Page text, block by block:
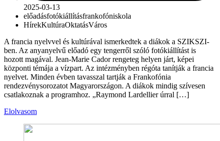
2025-03-13
előadásfotókiállításfrankofóniskola
HírekKultúraOktatásVáros
A francia nyelvvel és kultúrával ismerkedtek a diákok a SZIKSZI-
ben. Az anyanyelvű előadó egy tengerről szóló fotókiállítást is
hozott magával. Jean-Marie Cador rengeteg helyen járt, képei
központi témája a vízpart. Az intézményben régóta tanítják a francia
nyelvet. Minden évben tavasszal tartják a Frankofónia
rendezvénysorozatot Magyarországon. A diákok mindig szívesen
csatlakoznak a programhoz. „Raymond Lardellier úrral […]
Elolvasom